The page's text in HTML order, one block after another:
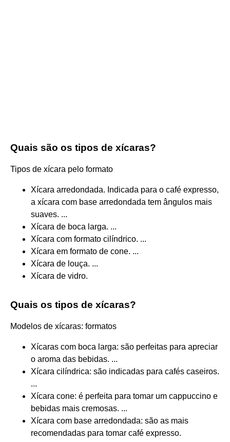
Quais são os tipos de xícaras?
Tipos de xícara pelo formato
Xícara arredondada. Indicada para o café expresso,
a xícara com base arredondada tem ângulos mais
suaves. ...
Xícara de boca larga. ...
Xícara com formato cilíndrico. ...
Xícara em formato de cone. ...
Xícara de louça. ...
Xícara de vidro.
Quais os tipos de xícaras?
Modelos de xícaras: formatos
Xícaras com boca larga: são perfeitas para apreciar
o aroma das bebidas. ...
Xícara cilíndrica: são indicadas para cafés caseiros.
...
Xícara cone: é perfeita para tomar um cappuccino e
bebidas mais cremosas. ...
Xícara com base arredondada: são as mais
recomendadas para tomar café expresso.